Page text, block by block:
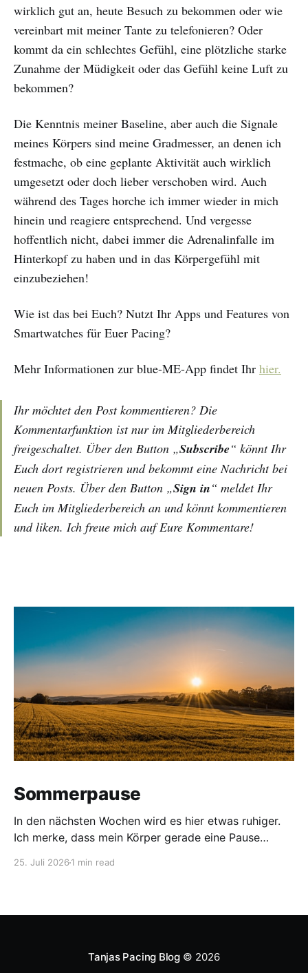
wirklich gut an, heute Besuch zu bekommen oder wie
vereinbart mit meiner Tante zu telefonieren? Oder
kommt da ein schlechtes Gefühl, eine plötzliche starke
Zunahme der Müdigkeit oder das Gefühl keine Luft zu
bekommen?
Die Kenntnis meiner Baseline, aber auch die Signale
meines Körpers sind meine Gradmesser, an denen ich
festmache, ob eine geplante Aktivität auch wirklich
umgesetzt oder doch lieber verschoben wird. Auch
während des Tages horche ich immer wieder in mich
hinein und reagiere entsprechend. Und vergesse
hoffentlich nicht, dabei immer die Adrenalinfalle im
Hinterkopf zu haben und in das Körpergefühl mit
einzubeziehen!
Wie ist das bei Euch? Nutzt Ihr Apps und Features von
Smartwatches für Euer Pacing?
Mehr Informationen zur blue-ME-App findet Ihr hier.
Ihr möchtet den Post kommentieren? Die
Kommentarfunktion ist nur im Mitgliederbereich
freigeschaltet. Über den Button „Subscribe“ könnt Ihr
Euch dort registrieren und bekommt eine Nachricht bei
neuen Posts. Über den Button „Sign in“ meldet Ihr
Euch im Mitgliederbereich an und könnt kommentieren
und liken. Ich freue mich auf Eure Kommentare!
Sommerpause
In den nächsten Wochen wird es hier etwas ruhiger.
Ich merke, dass mein Körper gerade eine Pause
25. Juli 2026 1 min read
Tanjas Pacing Blog© 2026